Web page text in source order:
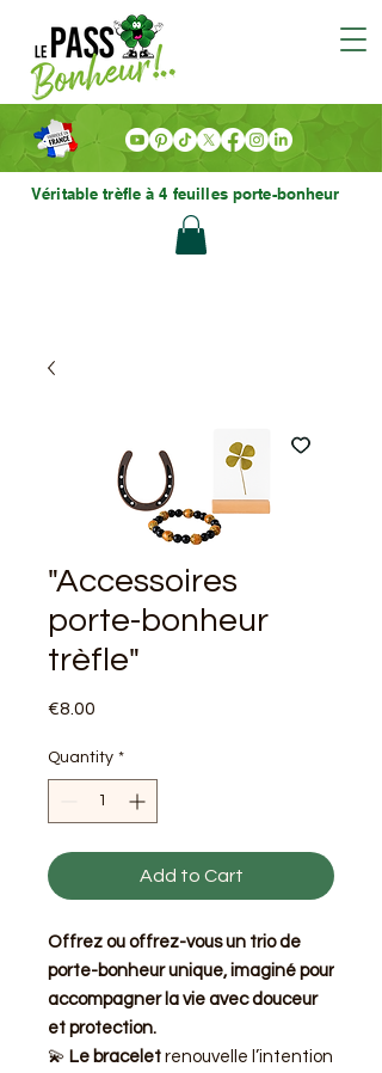
Véritable trèfle à 4 feuilles porte-bonheur
"Accessoires
porte-bonheur
trèfle"
€8.00
Quantity *
Add to Cart
Offrez ou offrez-vous un trio de
porte-bonheur unique, imaginé pour
accompagner la vie avec douceur
et protection.
💫 Le bracelet renouvelle l’intention